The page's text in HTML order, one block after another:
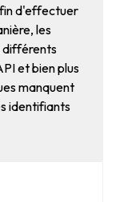
d'effectuer
les
différents
et bien plus
manquent
identifiants